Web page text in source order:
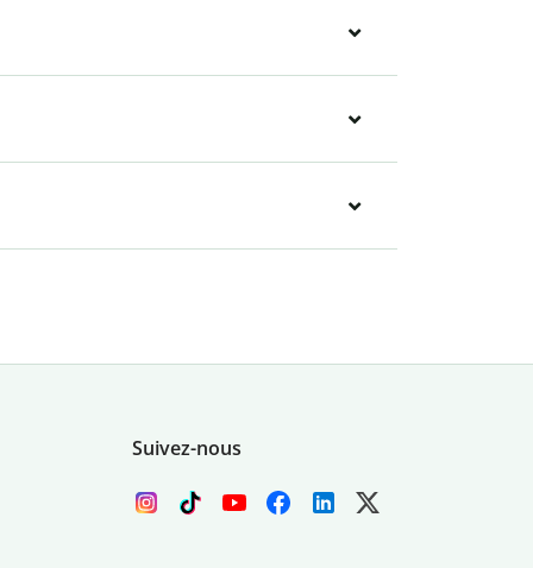
Suivez-nous